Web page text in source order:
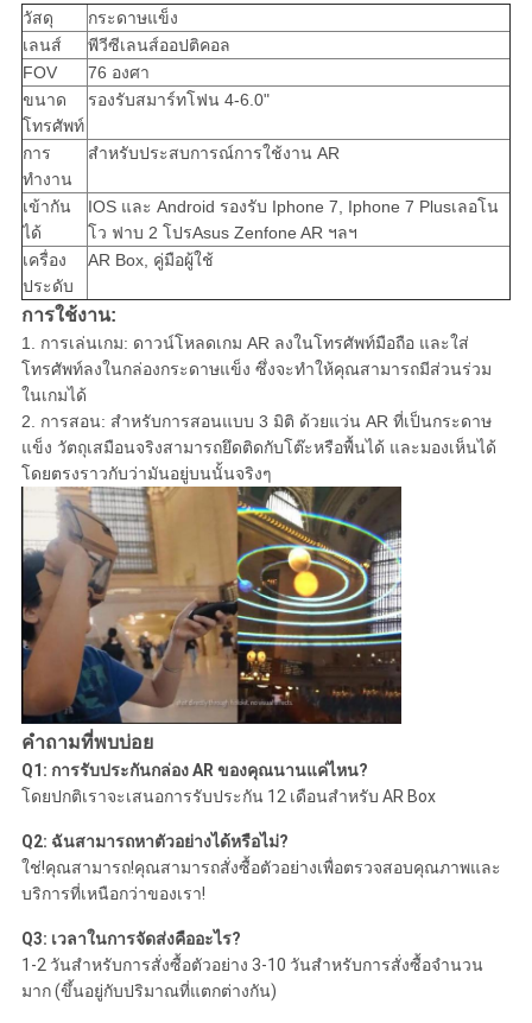
วัสดุ
กระดาษแข็ง
เลนส์
พีวีซีเลนส์ออปติคอล
FOV
76 องศา
ขนาด
โทรศัพท์
รองรับสมาร์ทโฟน 4-6.0"
การ
ทำงาน
สำหรับประสบการณ์การใช้งาน AR
เข้ากัน
ได้
IOS และ Android รองรับ Iphone 7, Iphone 7 Plusเลอโน
โว ฟาบ 2 โปรAsus Zenfone AR ฯลฯ
เครื่อง
ประดับ
AR Box, คู่มือผู้ใช้
การใช้งาน:
1. การเล่นเกม: ดาวน์โหลดเกม AR ลงในโทรศัพท์มือถือ และใส่
โทรศัพท์ลงในกล่องกระดาษแข็ง ซึ่งจะทำให้คุณสามารถมีส่วนร่วม
ในเกมได้
2. การสอน: สำหรับการสอนแบบ 3 มิติ ด้วยแว่น AR ที่เป็นกระดาษ
แข็ง วัตถุเสมือนจริงสามารถยึดติดกับโต๊ะหรือพื้นได้ และมองเห็นได้
โดยตรงราวกับว่ามันอยู่บนนั้นจริงๆ
คำถามที่พบบ่อย
Q1: การรับประกันกล่อง AR ของคุณนานแค่ไหน?
โดยปกติเราจะเสนอการรับประกัน 12 เดือนสำหรับ AR Box
Q2: ฉันสามารถหาตัวอย่างได้หรือไม่?
ใช่!คุณสามารถ!คุณสามารถสั่งซื้อตัวอย่างเพื่อตรวจสอบคุณภาพและ
บริการที่เหนือกว่าของเรา!
Q3: เวลาในการจัดส่งคืออะไร?
1-2 วันสำหรับการสั่งซื้อตัวอย่าง 3-10 วันสำหรับการสั่งซื้อจำนวน
มาก (ขึ้นอยู่กับปริมาณที่แตกต่างกัน)